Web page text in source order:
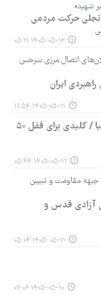
شهید»
تجلی حرکت مردمی
۱۴۰۵-۰۵-۱۲ ۰۵:۱۱
اتصال مرزی سرخس
ایران
۱۴۰۵-۰۵-۱۱ ۱۱:۵۴
از ویرانه‌های جام جهانی تا رؤیای آسیا / کلیدی برای قفل ۵۰
۱۴۰۵-۰۵-۱۱ ۰۵:۴۴
مقاومت و تبیین
آزادی قدس و
۱۴۰۵-۰۵-۱۱ ۰۵:۰۴
۱۴۰۵-۰۵-۱۰ ۰۷:۰۶